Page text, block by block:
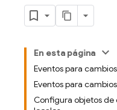
En esta página
Eventos para
Eventos para
Configura objetos de